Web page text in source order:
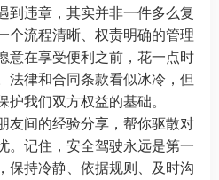
到违章，其实并非一件多么复
个流程清晰、权责明确的管理
意在享受便利之前，花一点时
法律和合同条款看似冰冷，但
我们双方权益的基础。
友间的经验分享，帮你驱散对
。记住，安全驾驶永远是第一
保持冷静、依据规则、及时沟